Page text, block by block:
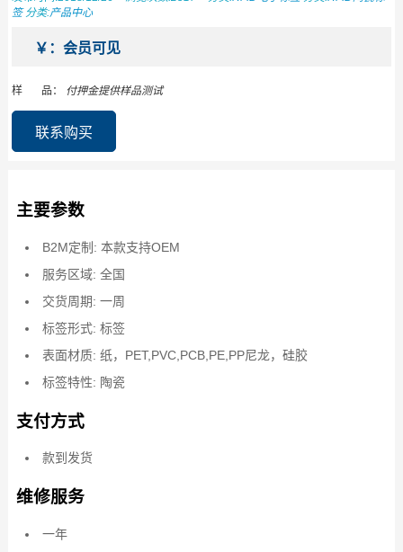
签分类:产品中心
￥：会员可见
样 品： 付押金提供样品测试
联系购买
主要参数
B2M定制: 本款支持OEM
服务区域: 全国
交货周期: 一周
标签形式: 标签
表面材质: 纸，PET,PVC,PCB,PE,PP尼龙，硅胶
标签特性: 陶瓷
支付方式
款到发货
维修服务
一年